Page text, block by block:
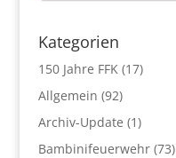
Kategorien
150 Jahre FFK(17)
Allgemein (92)
Archiv-Update (1)
Bambinifeuerwehr(73)